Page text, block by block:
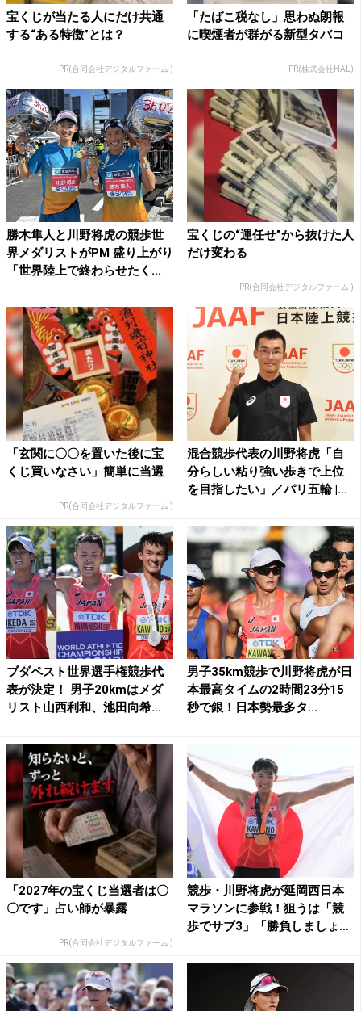
宝くじが当たる人にだけ共通
する“ある特徴”とは？
PR(合同会社デジタルファーム )
「たばこ税なし」思わぬ朗報
に喫煙者が群がる新型タバコ
PR(株式会社HAL)
勝木隼人と川野将虎の競歩世
界メダリストがPM 盛り上がり
「世界陸上で終わらせたく...
宝くじの“運任せ”から抜けた人
だけ変わる
PR(合同会社デジタルファーム )
「玄関に〇〇を置いた後に宝
くじ買いなさい」簡単に当選
PR(合同会社デジタルファーム )
混合競歩代表の川野将虎「自
分らしい粘り強い歩きで上位
を目指したい」／パリ五輪 |...
ブダペスト世界選手権競歩代
表が決定！ 男子20kmはメダ
リスト山西利和、池田向希...
男子35km競歩で川野将虎が日
本最高タイムの2時間23分15
秒で銀！日本勢最多タ...
「2027年の宝くじ当選者は〇
〇です」占い師が暴露
PR(合同会社デジタルファーム )
競歩・川野将虎が延岡西日本
マラソンに参戦！狙うは「競
歩でサブ3」「勝負しましょ